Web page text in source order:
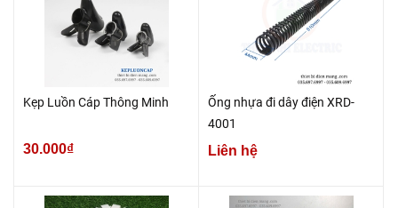
Kẹp Luồn Cáp Thông Minh
30.000₫
Ống nhựa đi dây điện XRD-
4001
Liên hệ